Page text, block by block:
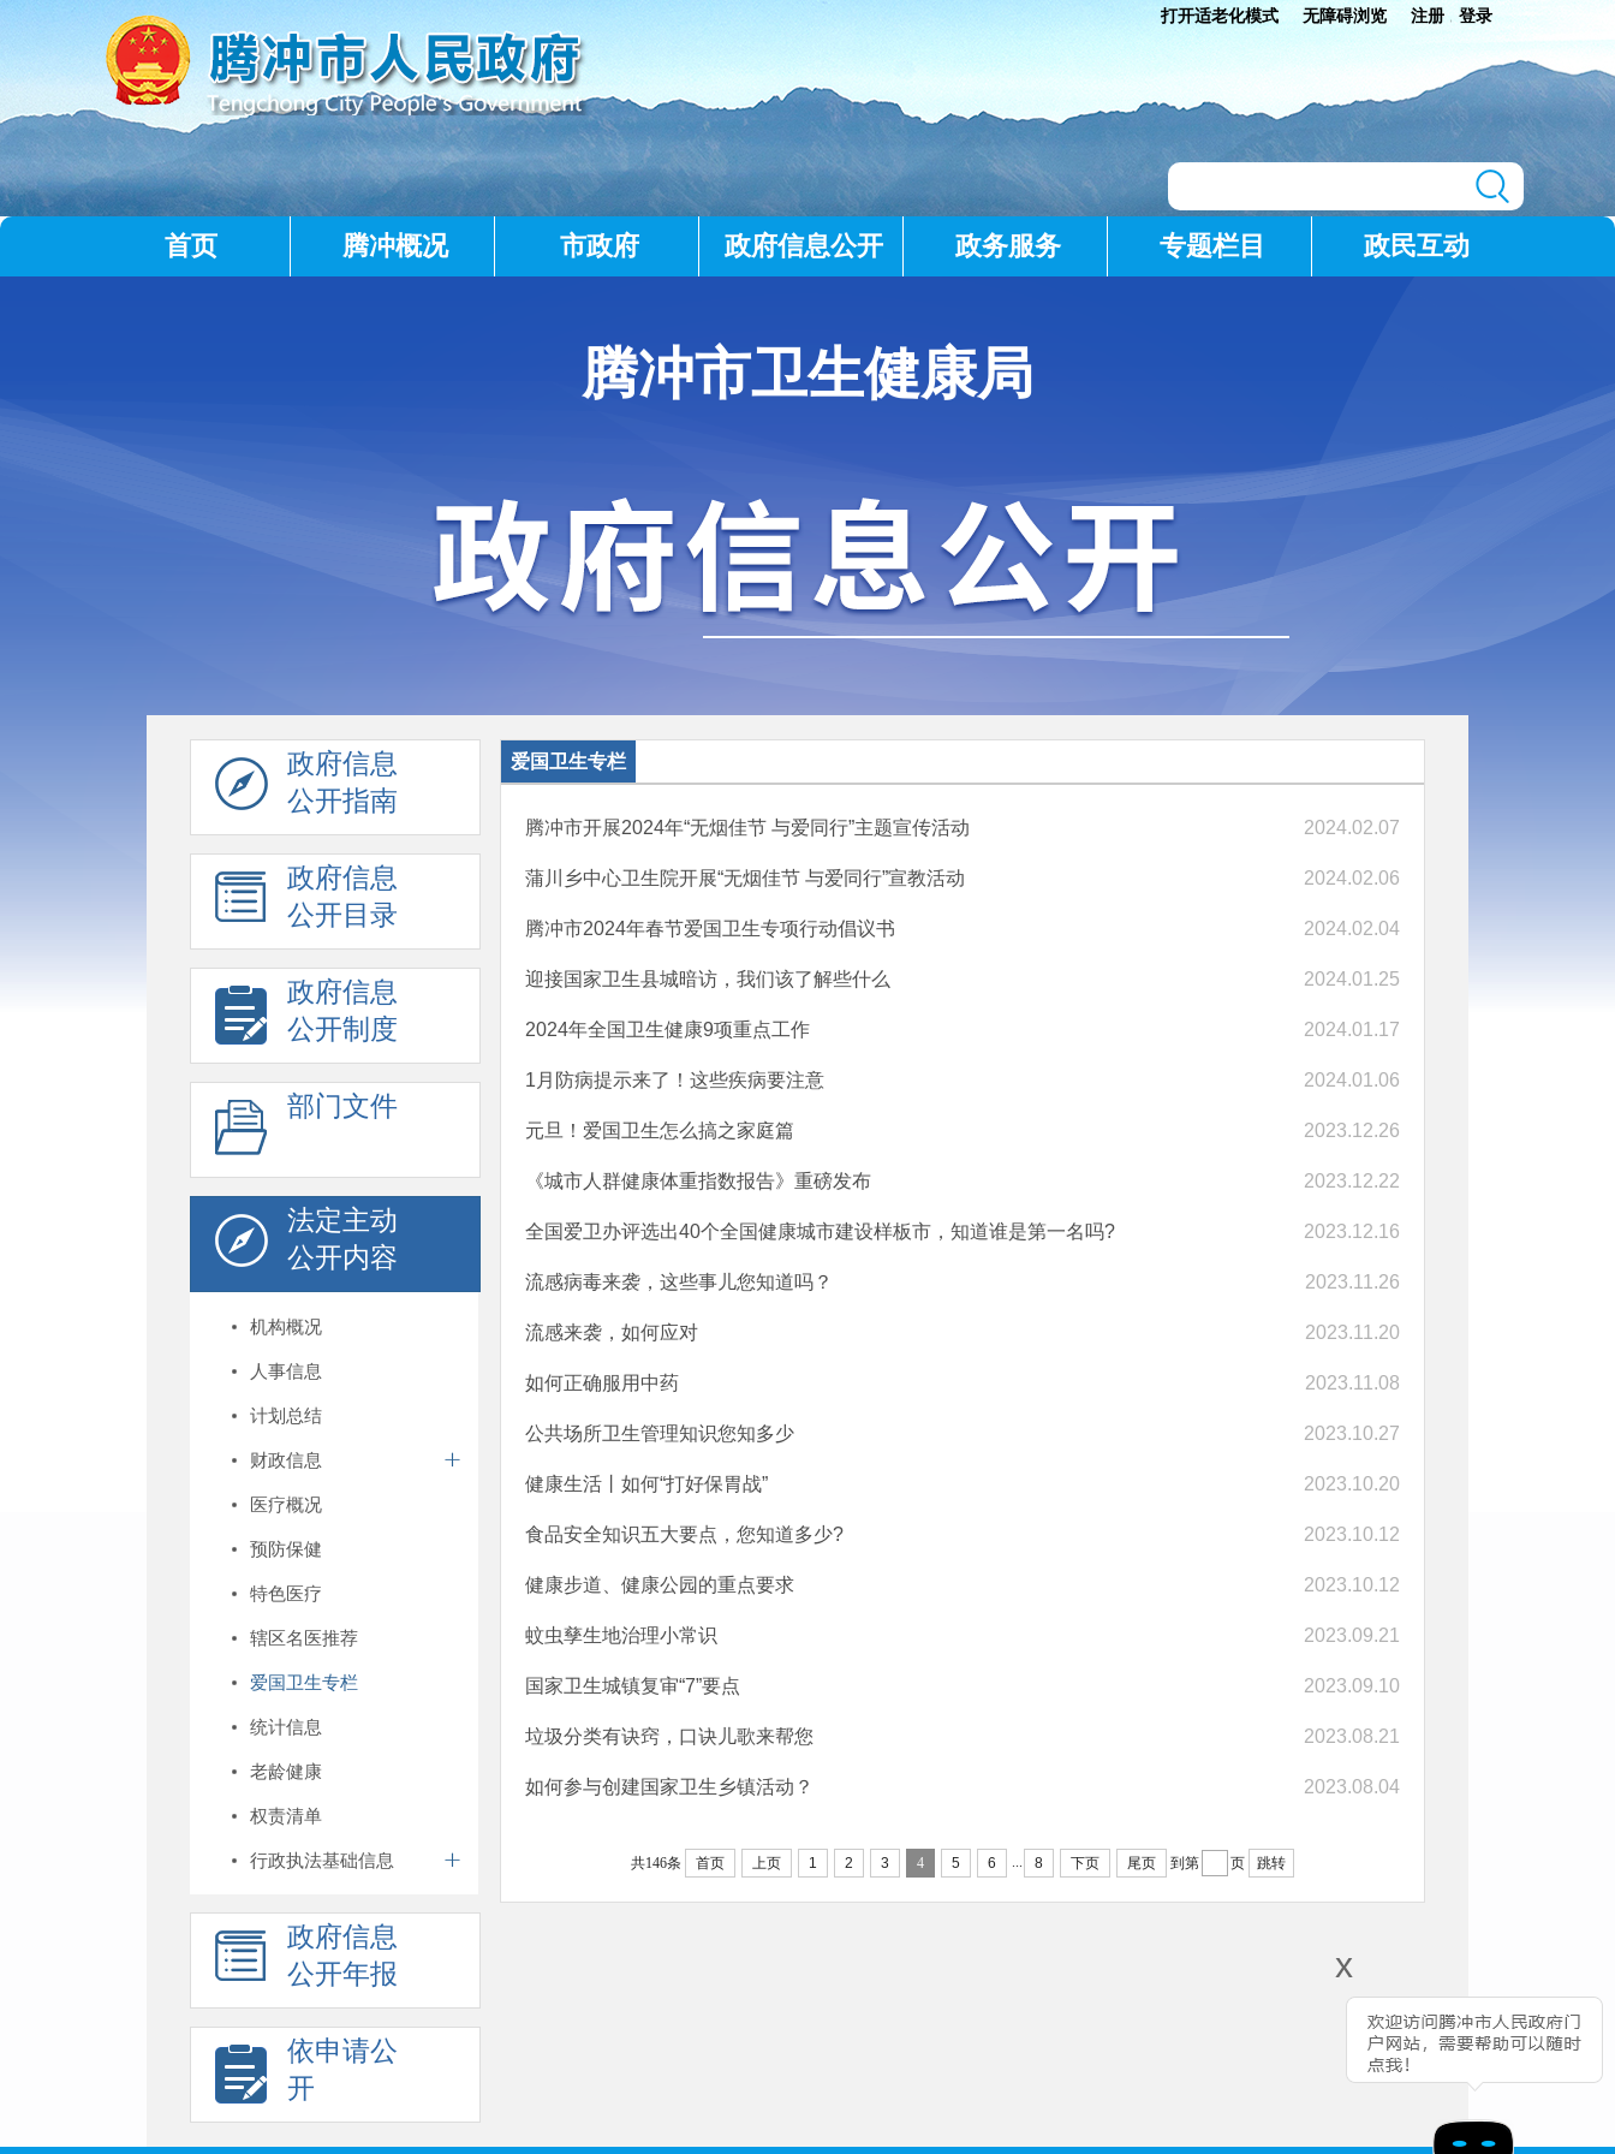
打开适老化模式 无障碍浏览 注册 登录
x
首页 腾冲概况 市政府 政府信息公开 政务服务 专题栏目 政民互动
腾冲市卫生健康局
政府信息
公开指南
政府信息
公开目录
政府信息
公开制度
部门文件
法定主动
公开内容
机构概况
人事信息
计划总结
财政信息
医疗概况
预防保健
特色医疗
辖区名医推荐
爱国卫生专栏
统计信息
老龄健康
权责清单
行政执法基础信息
政府信息
公开年报
依申请公
开
爱国卫生专栏
腾冲市开展2024年“无烟佳节 与爱同行”主题宣传活动 2024.02.07
蒲川乡中心卫生院开展“无烟佳节 与爱同行”宣教活动 2024.02.06
腾冲市2024年春节爱国卫生专项行动倡议书 2024.02.04
迎接国家卫生县城暗访，我们该了解些什么 2024.01.25
2024年全国卫生健康9项重点工作 2024.01.17
1月防病提示来了！这些疾病要注意 2024.01.06
元旦！爱国卫生怎么搞之家庭篇 2023.12.26
《城市人群健康体重指数报告》重磅发布 2023.12.22
全国爱卫办评选出40个全国健康城市建设样板市，知道谁是第一名吗? 2023.12.16
流感病毒来袭，这些事儿您知道吗？ 2023.11.26
流感来袭，如何应对 2023.11.20
如何正确服用中药 2023.11.08
公共场所卫生管理知识您知多少 2023.10.27
健康生活丨如何“打好保胃战” 2023.10.20
食品安全知识五大要点，您知道多少? 2023.10.12
健康步道、健康公园的重点要求 2023.10.12
蚊虫孳生地治理小常识 2023.09.21
国家卫生城镇复审“7”要点 2023.09.10
垃圾分类有诀窍，口诀儿歌来帮您 2023.08.21
如何参与创建国家卫生乡镇活动？ 2023.08.04
共146条 首页 上页 1 2 3 4 5 6 8 下页 尾页 到第 页 跳转